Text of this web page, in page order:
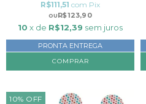
R$123,90
R$111,51 com Pix
10 x de R$12,39 sem juros
PRONTA ENTREGA
10% OFF